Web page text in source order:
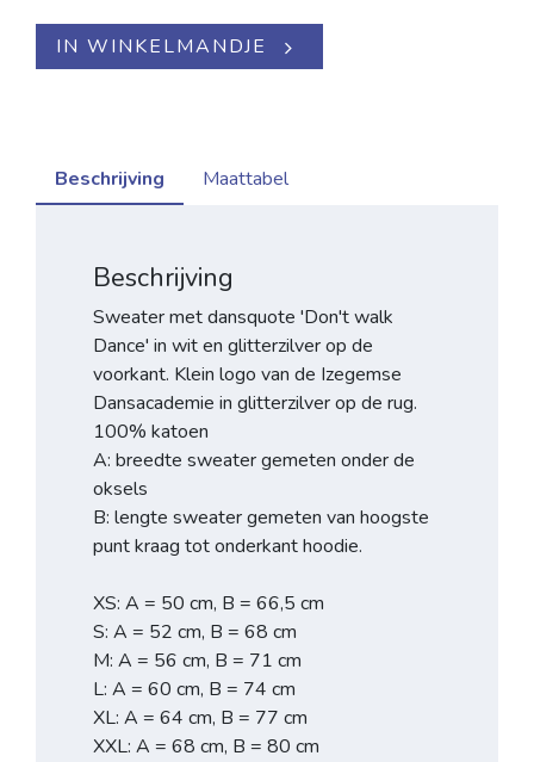
IN WINKELMANDJE
Beschrijving Maattabel
Beschrijving
Sweater met dansquote 'Don't walk
Dance' in wit en glitterzilver op de
voorkant. Klein logo van de Izegemse
Dansacademie in glitterzilver op de rug.
100% katoen
A: breedte sweater gemeten onder de
oksels
B: lengte sweater gemeten van hoogste
punt kraag tot onderkant hoodie.
XS: A = 50 cm, B = 66,5 cm
S: A = 52 cm, B = 68 cm
M: A = 56 cm, B = 71 cm
L: A = 60 cm, B = 74 cm
XL: A = 64 cm, B = 77 cm
XXL: A = 68 cm, B = 80 cm